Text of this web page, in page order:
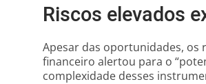
Riscos elevados
Apesar das oportunidades, os
financeiro alertou para o
complexidade desses